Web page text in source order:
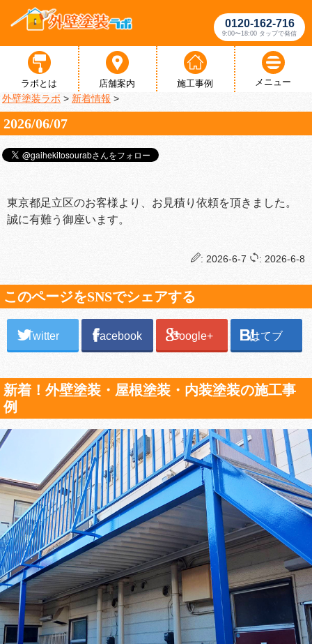
0120-162-716
9:00〜18:00 タップで発信
ラボとは 店舗案内 施工事例 メニュー
外壁塗装ラボ > 新着情報 >
2026/06/07
東京都足立区のお客様より、お見積り依頼を頂きました。
誠に有難う御座います。
: 2026-6-7 : 2026-6-8
このページをSNSでシェアする
Twitter Facebook Google+ はてブ
新着！外壁塗装・屋根塗装・内装塗装の施工事
例